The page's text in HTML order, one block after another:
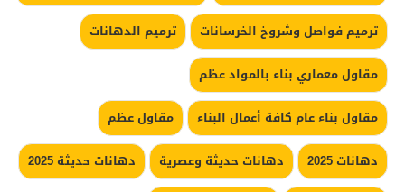
ترميم فواصل وشروخ الخرسانات
ترميم الدهانات
مقاول معماري بناء بالمواد عظم
مقاول بناء عام كافة أعمال البناء
مقاول عظم
دهانات 2025
دهانات حديثة وعصرية
دهانات حديثة 2025